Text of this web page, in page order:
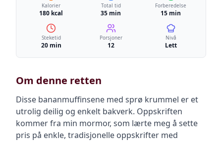
Kalorier
180 kcal
Total tid
35 min
Forberedelse
15 min
Steketid
20 min
Porsjoner
12
Nivå
Lett
Om denne retten
Disse bananmuffinsene med sprø krummel er et
utrolig deilig og enkelt bakverk. Oppskriften
kommer fra min mormor, som lærte meg å sette
pris på enkle, tradisjonelle oppskrifter med